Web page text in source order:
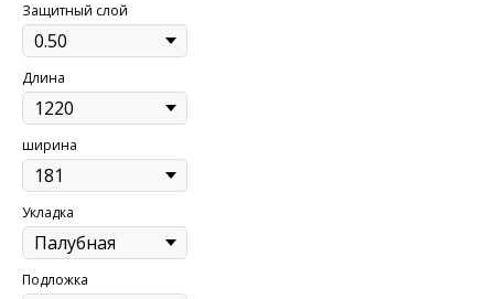
Защитный слой
Длина
ширина
Укладка
Подложка